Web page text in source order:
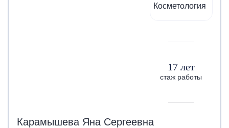
17 лет
стаж работы
Карамышева Яна Сергеевна